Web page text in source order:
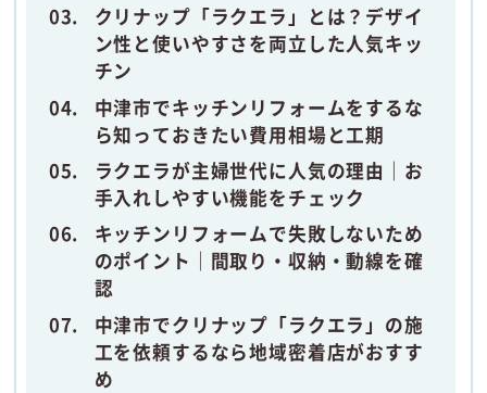
クリナップ「ラクエラ」とは？デザイ
ン性と使いやすさを両立した人気キッ
チン
中津市でキッチンリフォームをするな
ら知っておきたい費用相場と工期
ラクエラが主婦世代に人気の理由｜お
手入れしやすい機能をチェック
キッチンリフォームで失敗しないため
のポイント｜間取り・収納・動線を確
認
中津市でクリナップ「ラクエラ」の施
工を依頼するなら地域密着店がおすす
め